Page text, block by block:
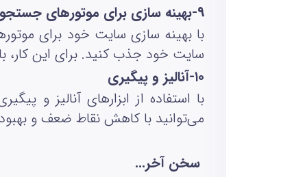
۹-بهینه‌ سازی برای موتورهای جستجو
با بهینه‌ سازی سایت خود برای
سایت خود جذب کنید. برای این کار،
۱۰-آنالیز و پیگیری
با استفاده از ابزارهای آنالیز و
می‌توانید با کاهش نقاط ضعف و
سخن آخر...